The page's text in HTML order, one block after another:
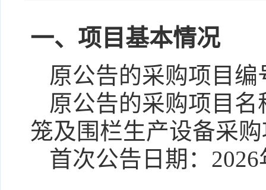
一、项目基本情况
原公告的采购项目编
原公告的采购项目名
笼及围栏生产设备采
首次公告日期：